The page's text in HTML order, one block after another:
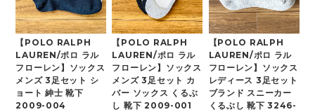
【POLO RALPH
LAUREN/ポロ ラル
フローレン】ソックス
メンズ 3足セット シ
ョート 紳士 靴下
2009-004
【POLO RALPH
LAUREN/ポロ ラル
フローレン】ソックス
メンズ 3足セット カ
バー ソックス くるぶ
し 靴下 2009-001
【POLO RALPH
LAUREN/ポロ ラル
フローレン】ソックス
レディース 3足セット
ブランド スニーカー
くるぶし 靴下 3246-